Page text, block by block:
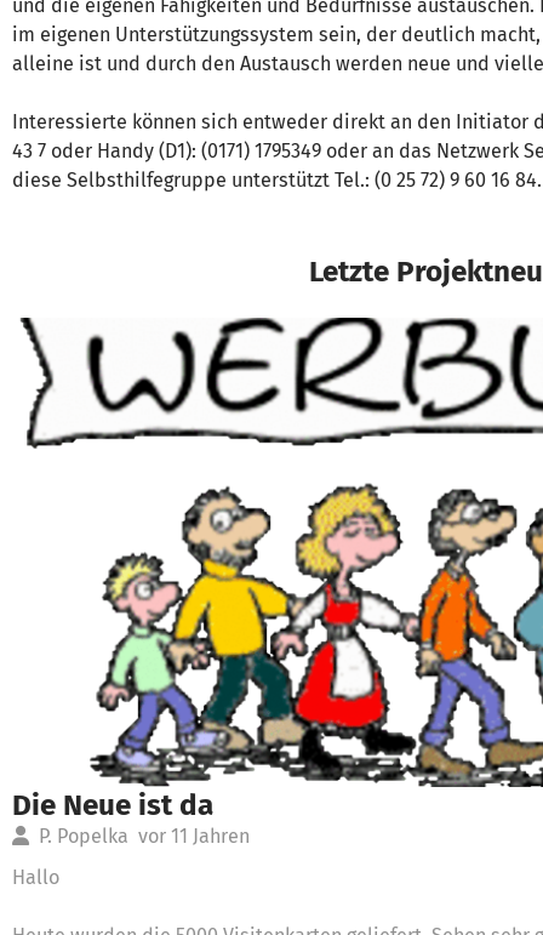
und die eigenen Fähigkeiten und Bedürfnisse
im eigenen Unterstützungssystem sein, der deutlich
alleine ist und durch den Austausch werden neue und
Interessierte können sich entweder direkt an den Initiator
43 7 oder Handy (D1): (0171) 1795349 oder an das
diese Selbsthilfegruppe unterstützt Tel.: (0 25 72) 9 60 16 84.
Letzte
Die Neue ist da
P. Popelka vor 11 Jahren
Hallo